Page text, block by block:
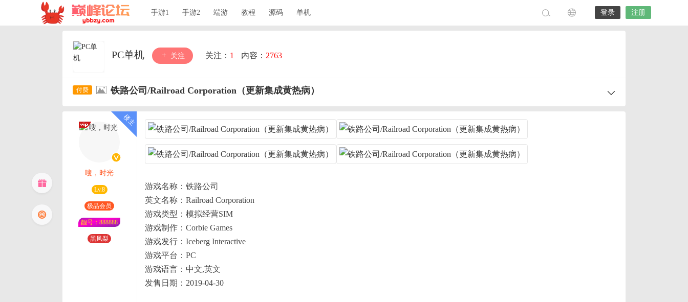
手游1 手游2 端游 教程 源码 单机 登录 注册
PC单机 关注 关注： 1 内容： 2763
铁路公司/Railroad Corporation（更新集成黄热病）
嗖，时光
Lv.8
极品会员
靓号：888888
黑凤梨
游戏名称：铁路公司
英文名称：Railroad Corporation
游戏类型：模拟经营SIM
游戏制作：Corbie Games
游戏发行：Iceberg Interactive
游戏平台：PC
游戏语言：中文,英文
发售日期：2019-04-30